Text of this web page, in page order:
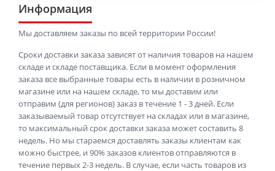
Информация
Мы доставляем заказы по всей территории России!
Сроки доставки заказа зависят от наличия товаров на нашем
складе и складе поставщика. Если в момент оформления
заказа все выбранные товары есть в наличии в розничном
магазине или на нашем складе, то мы доставим или
отправим (для регионов) заказ в течение 1 - 3 дней. Если
заказываемый товар отсутствует на складах или в магазине,
то максимальный срок доставки заказа может составить 8
недель. Но мы стараемся доставлять заказы клиентам как
можно быстрее, и 90% заказов клиентов отправляются в
течение первых 2-3 недель. В случае, если часть товаров из